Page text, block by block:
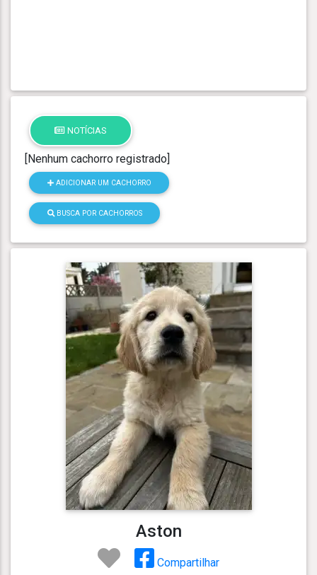
NOTÍCIAS
[Nenhum cachorro registrado]
ADICIONAR UM CACHORRO
BUSCA POR CACHORROS
Aston
Compartilhar